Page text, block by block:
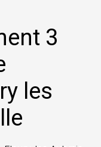
Vous financer
3
les